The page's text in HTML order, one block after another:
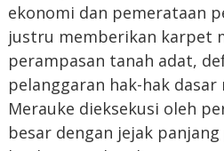
ekonomi dan pemerataan
justru memberikan karpet
perampasan tanah adat,
pelanggaran hak-hak dasar
Merauke dieksekusi oleh
besar dengan jejak